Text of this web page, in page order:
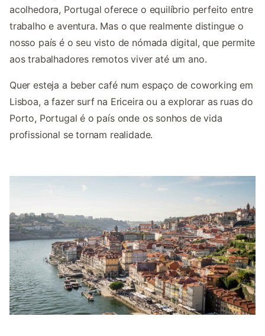
acolhedora, Portugal oferece o equilíbrio perfeito entre
trabalho e aventura. Mas o que realmente distingue o
nosso país é o seu visto de nómada digital, que permite
aos trabalhadores remotos viver até um ano.
Quer esteja a beber café num espaço de coworking em
Lisboa, a fazer surf na Ericeira ou a explorar as ruas do
Porto, Portugal é o país onde os sonhos de vida
profissional se tornam realidade.